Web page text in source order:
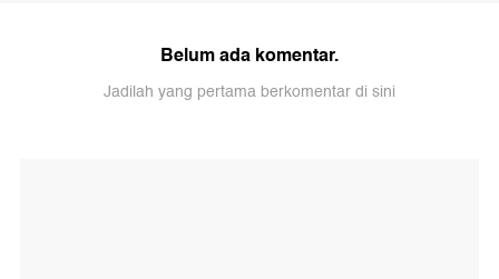
Belum ada komentar.
Jadilah yang pertama berkomentar di sini